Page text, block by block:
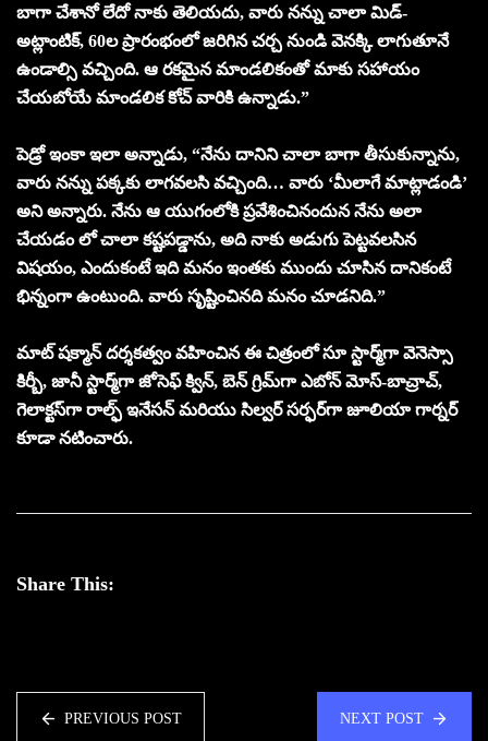
బాగా చేశానో లేదో నాకు తెలియదు, వారు నన్ను చాలా మిడ్-
అట్లాంటిక్, 60ల ప్రారంభంలో జరిగిన చర్చ నుండి వెనక్కి లాగుతూనే
ఉండాల్సి వచ్చింది. ఆ రకమైన మాండలికంతో మాకు సహాయం
చేయబోయే మాండలిక కోచ్ వారికి ఉన్నాడు.”
పెడ్రో ఇంకా ఇలా అన్నాడు, “నేను దానిని చాలా బాగా తీసుకున్నాను,
వారు నన్ను పక్కకు లాగవలసి వచ్చింది… వారు ‘మీలాగే మాట్లాడండి’
అని అన్నారు. నేను ఆ యుగంలోకి ప్రవేశించినందున నేను అలా
చేయడం లో చాలా కష్టపడ్డాను, అది నాకు అడుగు పెట్టవలసిన
విషయం, ఎందుకంటే ఇది మనం ఇంతకు ముందు చూసిన దానికంటే
భిన్నంగా ఉంటుంది. వారు సృష్టించినది మనం చూడనిది.”
మాట్ షక్మాన్ దర్శకత్వం వహించిన ఈ చిత్రంలో సూ స్టార్మ్‌గా వెనెస్సా
కిర్బీ, జానీ స్టార్మ్‌గా జోసెఫ్ క్విన్, బెన్ గ్రిమ్‌గా ఎబోన్ మోస్-బాచ్రాచ్,
గెలాక్టస్‌గా రాల్ఫ్ ఇనేసన్ మరియు సిల్వర్ సర్ఫర్‌గా జూలియా గార్నర్
కూడా నటించారు.
Share This:
PREVIOUS POST NEXT POST